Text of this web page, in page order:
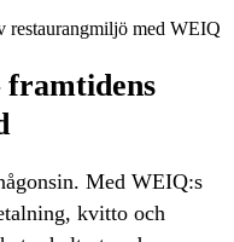
Med WEIQ:s
kvitto och